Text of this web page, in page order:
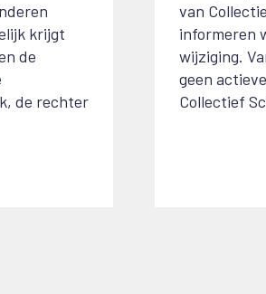
krijgt
de
de rechter
van C
informeren
wijziging.
geen
Collectief